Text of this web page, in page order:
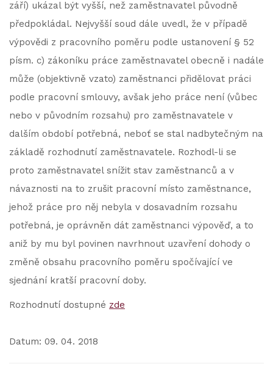
září) ukázal být vyšší, než zaměstnavatel původně
předpokládal. Nejvyšší soud dále uvedl, že v případě
výpovědi z pracovního poměru podle ustanovení § 52
písm. c) zákoníku práce zaměstnavatel obecně i nadále
může (objektivně vzato) zaměstnanci přidělovat práci
podle pracovní smlouvy, avšak jeho práce není (vůbec
nebo v původním rozsahu) pro zaměstnavatele v
dalším období potřebná, neboť se stal nadbytečným na
základě rozhodnutí zaměstnavatele. Rozhodl-li se
proto zaměstnavatel snížit stav zaměstnanců a v
návaznosti na to zrušit pracovní místo zaměstnance,
jehož práce pro něj nebyla v dosavadním rozsahu
potřebná, je oprávněn dát zaměstnanci výpověď, a to
aniž by mu byl povinen navrhnout uzavření dohody o
změně obsahu pracovního poměru spočívající ve
sjednání kratší pracovní doby.
Rozhodnutí dostupné zde
Datum: 09. 04. 2018